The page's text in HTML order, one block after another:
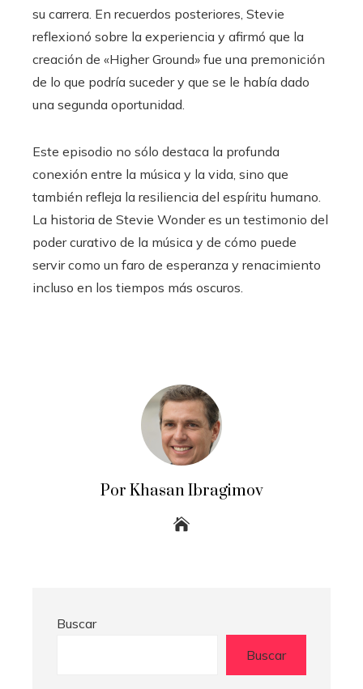
su carrera. En recuerdos posteriores, Stevie
reflexionó sobre la experiencia y afirmó que la
creación de «Higher Ground» fue una premonición
de lo que podría suceder y que se le había dado
una segunda oportunidad.
Este episodio no sólo destaca la profunda
conexión entre la música y la vida, sino que
también refleja la resiliencia del espíritu humano.
La historia de Stevie Wonder es un testimonio del
poder curativo de la música y de cómo puede
servir como un faro de esperanza y renacimiento
incluso en los tiempos más oscuros.
Por Khasan Ibragimov
Buscar
Buscar